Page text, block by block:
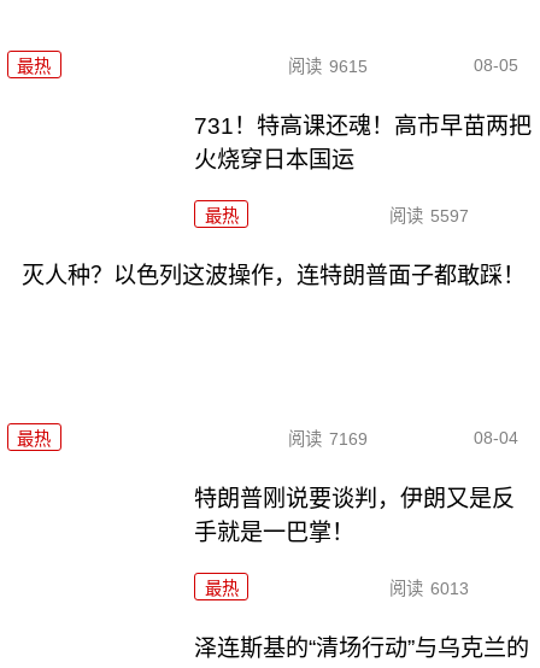
最热 阅读 9615 08-05
731！特高课还魂！高市早苗两把
火烧穿日本国运
最热 阅读 5597
灭人种？以色列这波操作，连特朗普面子都敢踩！
最热 阅读 7169 08-04
特朗普刚说要谈判，伊朗又是反
手就是一巴掌！
最热 阅读 6013
泽连斯基的“清场行动”与乌克兰的